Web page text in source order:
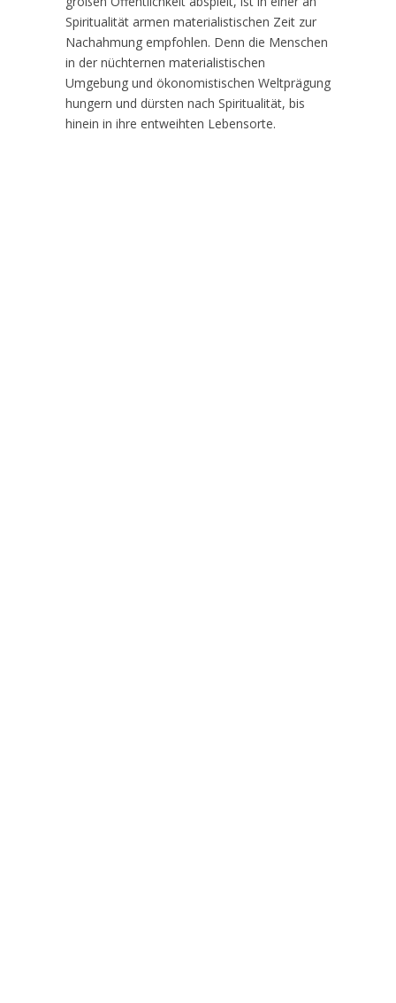
Spiritualität armen materialistischen Zeit zur
Nachahmung empfohlen. Denn die Menschen
in der nüchternen materialistischen
Umgebung und ökonomistischen Weltprägung
hungern und dürsten nach Spiritualität, bis
hinein in ihre entweihten Lebensorte.